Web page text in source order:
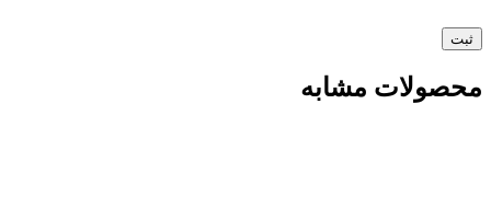
محصولات مشابه